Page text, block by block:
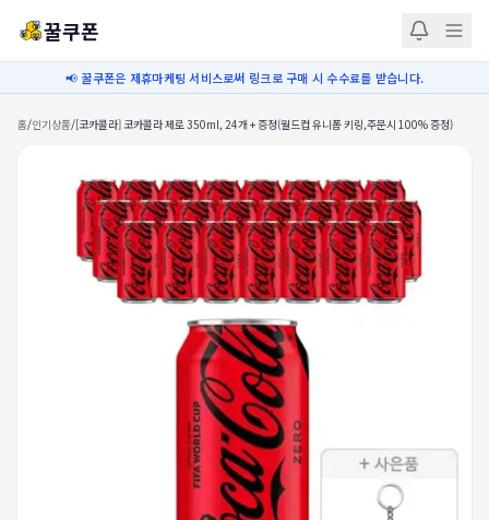
꿀쿠폰
📢 꿀쿠폰은 제휴마케팅 서비스로써 링크로 구매 시 수수료를 받습니다.
홈/인기상품/[코카콜라] 코카콜라 제로 350ml, 24개 + 증정(월드컵 유니폼 키링,주문시 100% 증정)